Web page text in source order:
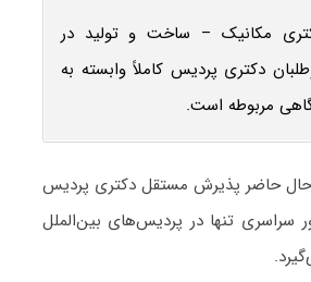
مکانیک – ساخت و تولید در
دکتری پردیس کاملاً وابسته به
مربوطه است.
حال حاضر پذیرش مستقل دکتری پردیس
سراسری تنها در پردیس‌های بین‌الملل